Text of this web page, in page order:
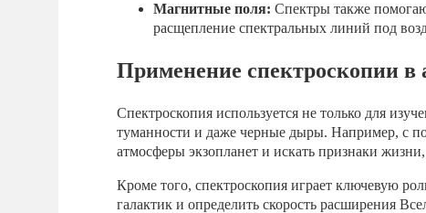
Магнитные поля: Спектры также
расщепление спектральных линий под
Применение спектроскопии в
Спектроскопия используется не только для
туманности и даже черные дыры. Например, с
атмосферы экзопланет и искать признаки
Кроме того, спектроскопия играет ключевую
галактик и определить скорость расширения